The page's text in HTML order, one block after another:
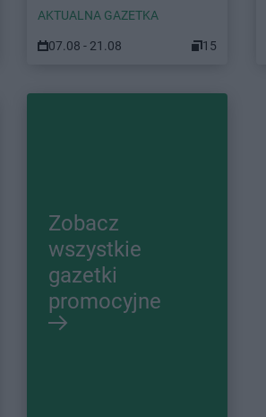
AKTUALNA GAZETKA
07.08 - 21.08 15
Zobacz
wszystkie
gazetki
promocyjne